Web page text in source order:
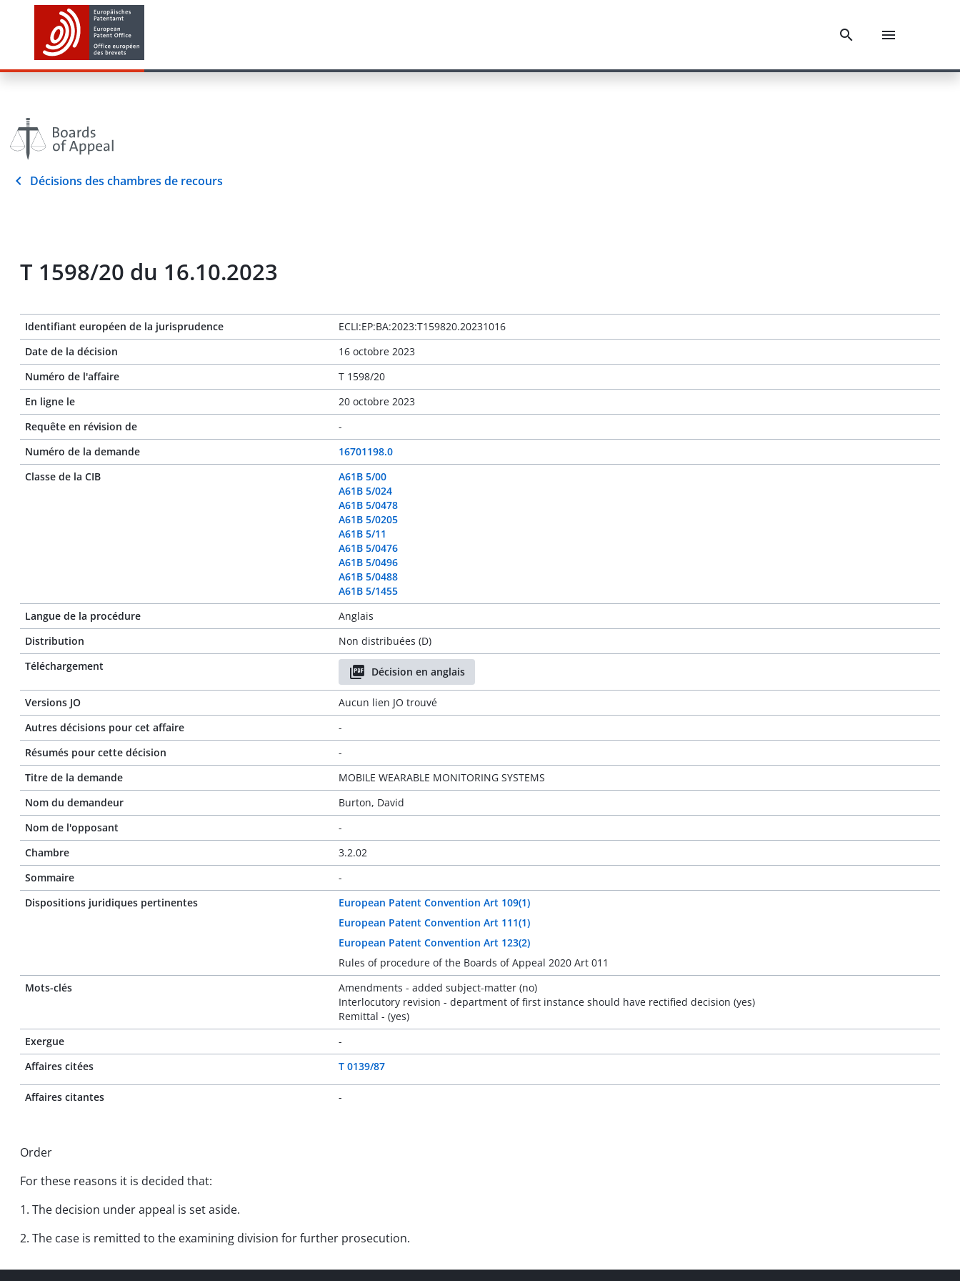
Décisions des chambres de recours
T 1598/20 du 16.10.2023
Identifiant européen de la jurisprudence
ECLI:EP:BA:2023:T159820.20231016
Date de la décision
16 octobre 2023
Numéro de l'affaire
T 1598/20
En ligne le
20 octobre 2023
Requête en révision de
-
Numéro de la demande
16701198.0
Classe de la CIB
A61B 5/00
A61B 5/024
A61B 5/0478
A61B 5/0205
A61B 5/11
A61B 5/0476
A61B 5/0496
A61B 5/0488
A61B 5/1455
Langue de la procédure
Anglais
Distribution
Non distribuées (D)
Téléchargement
Décision en anglais
Versions JO
Aucun lien JO trouvé
Autres décisions pour cet affaire
-
Résumés pour cette décision
-
Titre de la demande
MOBILE WEARABLE MONITORING SYSTEMS
Nom du demandeur
Burton, David
Nom de l'opposant
-
Chambre
3.2.02
Sommaire
-
Dispositions juridiques pertinentes
European Patent Convention Art 109(1)
European Patent Convention Art 111(1)
European Patent Convention Art 123(2)
Rules of procedure of the Boards of Appeal 2020 Art 011
Mots-clés
Amendments - added subject-matter (no)
Interlocutory revision - department of first instance should have rectified decision (yes)
Remittal - (yes)
Exergue
-
Affaires citées
T 0139/87
Affaires citantes -
Order
For these reasons it is decided that:
1. The decision under appeal is set aside.
2. The case is remitted to the examining division for further prosecution.